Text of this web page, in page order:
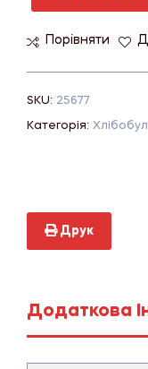
Порівняти
SKU: 25677
Категорія:
Друк
Додаткова